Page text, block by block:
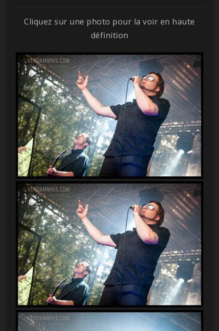
Cliquez sur une photo pour la voir en haute
définition